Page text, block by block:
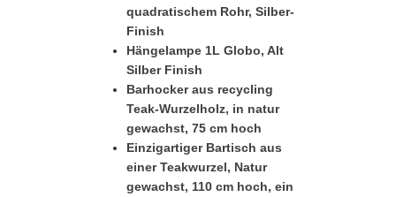
quadratischem Rohr, Silber-
Finish
Hängelampe 1L Globo, Alt
Silber Finish
Barhocker aus recycling
Teak-Wurzelholz, in natur
gewachst, 75 cm hoch
Einzigartiger Bartisch aus
einer Teakwurzel, Natur
gewachst, 110 cm hoch, ein